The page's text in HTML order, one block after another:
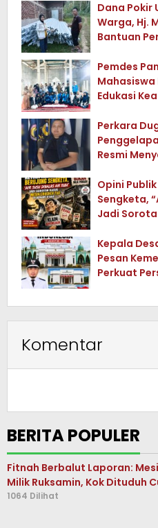
Dana Pokir
Warga, Hj.
Bantuan
Pemdes
Mahasiswa
Edukasi
Perkara
Resmi
Opini
Sengketa,
Jadi
Kepala
Pesan
Perkuat
Komentar
BERITA POPULER
Fitnah Berbalut Laporan:
Milik Ruksamin, Kok Dituduh
1064 Dilihat